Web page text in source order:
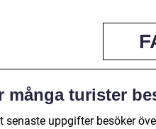
många turister
senaste uppgifter besöker